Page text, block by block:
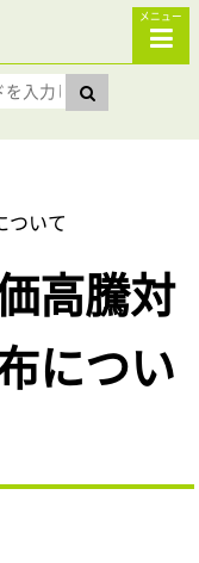
メニュー
ついて
高騰対
につい